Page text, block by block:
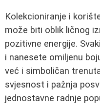
Kolekcioniranje i
može biti oblik ličnog
pozitivne energije.
i nanesete omiljenu
već i simboličan
svjesnost i pažnja
jednostavne radnje